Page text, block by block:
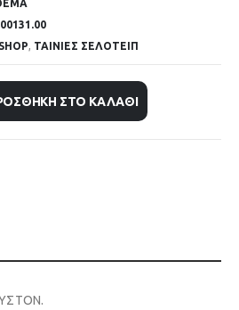
, ΤΑΙΝΙΕΣ ΣΕΛΟΤΕΙΠ
ΣΤΟ ΚΑΛΆΘΙ